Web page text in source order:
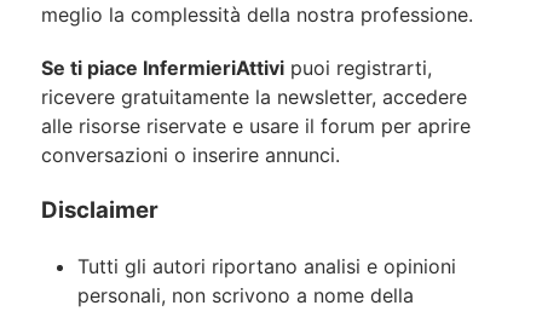
meglio la complessità della nostra professione.
Se ti piace InfermieriAttivi puoi registrarti,
ricevere gratuitamente la newsletter, accedere
alle risorse riservate e usare il forum per aprire
conversazioni o inserire annunci.
Disclaimer
Tutti gli autori riportano analisi e opinioni
personali, non scrivono a nome della